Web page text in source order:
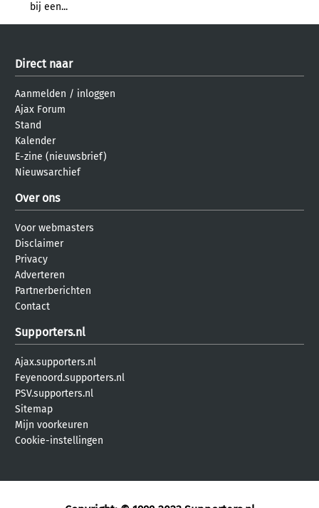
bij een...
Direct naar
Aanmelden / inloggen
Ajax Forum
Stand
Kalender
E-zine (nieuwsbrief)
Nieuwsarchief
Over ons
Voor webmasters
Disclaimer
Privacy
Adverteren
Partnerberichten
Contact
Supporters.nl
Ajax.supporters.nl
Feyenoord.supporters.nl
PSV.supporters.nl
Sitemap
Mijn voorkeuren
Cookie-instellingen